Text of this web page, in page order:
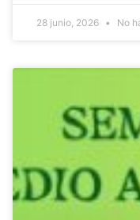
28 junio, 2026 No